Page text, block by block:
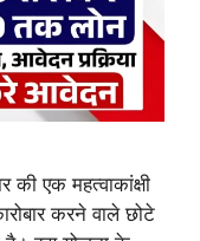
एक महत्वाकांक्षी
करने वाले छोटे